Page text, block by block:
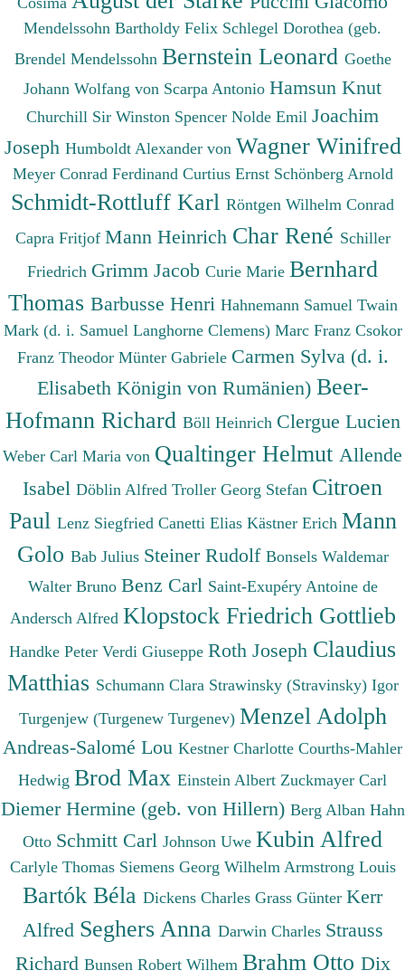
Mendelssohn Bartholdy Felix Schlegel Dorothea (geb.
Brendel Mendelssohn Bernstein Leonard Goethe
Johann Wolfang von Scarpa Antonio Hamsun Knut
Churchill Sir Winston Spencer Nolde Emil Joachim
Joseph Humboldt Alexander von Wagner Winifred
Meyer Conrad Ferdinand Curtius Ernst Schönberg Arnold
Schmidt-Rottluff Karl Röntgen Wilhelm Conrad
Capra Fritjof Mann Heinrich Char René Schiller
Friedrich Grimm Jacob Curie Marie Bernhard
Thomas Barbusse Henri Hahnemann Samuel Twain
Mark (d. i. Samuel Langhorne Clemens) Marc Franz Csokor
Franz Theodor Münter Gabriele Carmen Sylva (d. i.
Elisabeth Königin von Rumänien) Beer-
Hofmann Richard Böll Heinrich Clergue Lucien
Weber Carl Maria von Qualtinger Helmut Allende
Isabel Döblin Alfred Troller Georg Stefan Citroen
Paul Lenz Siegfried Canetti Elias Kästner Erich Mann
Golo Bab Julius Steiner Rudolf Bonsels Waldemar
Walter Bruno Benz Carl Saint-Exupéry Antoine de
Andersch Alfred Klopstock Friedrich Gottlieb
Handke Peter Verdi Giuseppe Roth Joseph Claudius
Matthias Schumann Clara Strawinsky (Stravinsky) Igor
Turgenjew (Turgenew Turgenev) Menzel Adolph
Andreas-Salomé Lou Kestner Charlotte Courths-Mahler
Hedwig Brod Max Einstein Albert Zuckmayer Carl
Diemer Hermine (geb. von Hillern) Berg Alban Hahn
Otto Schmitt Carl Johnson Uwe Kubin Alfred
Carlyle Thomas Siemens Georg Wilhelm Armstrong Louis
Bartók Béla Dickens Charles Grass Günter Kerr
Alfred Seghers Anna Darwin Charles Strauss
Richard Bunsen Robert Wilhem Brahm Otto Dix